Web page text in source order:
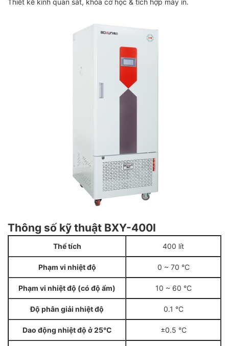
Thông số kỹ thuật BXY-400I
Thể tích 400 lít
Phạm vi nhiệt độ 0 ~ 70 °C
Phạm vi nhiệt độ (có độ ẩm) 10 ~ 60 °C
Độ phân giải nhiệt độ 0.1 °C
Dao động nhiệt độ ở 25°C ±0.5 °C